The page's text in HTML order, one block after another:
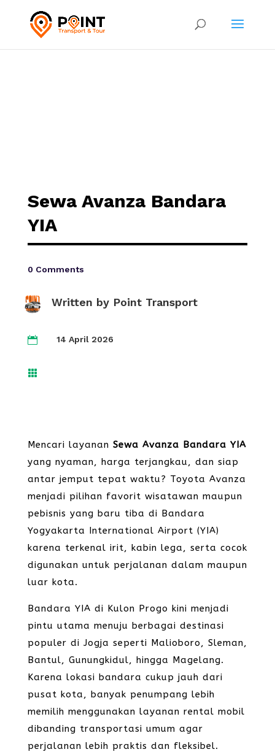
Sewa Avanza Bandara
YIA
0 Comments
Written by Point Transport
 14 April 2026

Mencari layanan Sewa Avanza Bandara YIA
yang nyaman, harga terjangkau, dan siap
antar jemput tepat waktu? Toyota Avanza
menjadi pilihan favorit wisatawan maupun
pebisnis yang baru tiba di Bandara
Yogyakarta International Airport (YIA)
karena terkenal irit, kabin lega, serta cocok
digunakan untuk perjalanan dalam maupun
luar kota.
Bandara YIA di Kulon Progo kini menjadi
pintu utama menuju berbagai destinasi
populer di Jogja seperti Malioboro, Sleman,
Bantul, Gunungkidul, hingga Magelang.
Karena lokasi bandara cukup jauh dari
pusat kota, banyak penumpang lebih
memilih menggunakan layanan rental mobil
dibanding transportasi umum agar
perjalanan lebih praktis dan fleksibel.